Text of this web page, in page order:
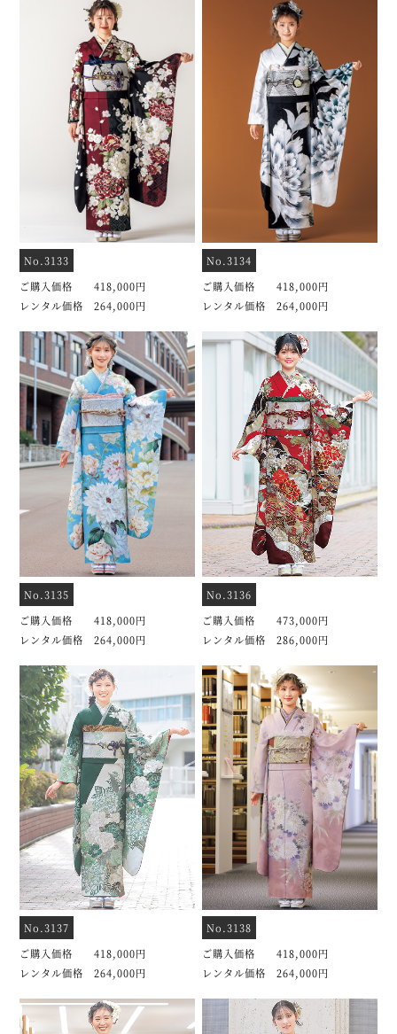
No.3133
ご購入価格 418,000円
レンタル価格 264,000円
No.3134
ご購入価格 418,000円
レンタル価格 264,000円
No.3135
ご購入価格 418,000円
レンタル価格 264,000円
No.3136
ご購入価格 473,000円
レンタル価格 286,000円
No.3137
ご購入価格 418,000円
レンタル価格 264,000円
No.3138
ご購入価格 418,000円
レンタル価格 264,000円